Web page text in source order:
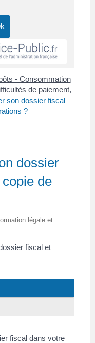
- Consommation
de paiement,
son dossier fiscal
?
dossier
de
légale et
fiscal et
fiscal dans votre